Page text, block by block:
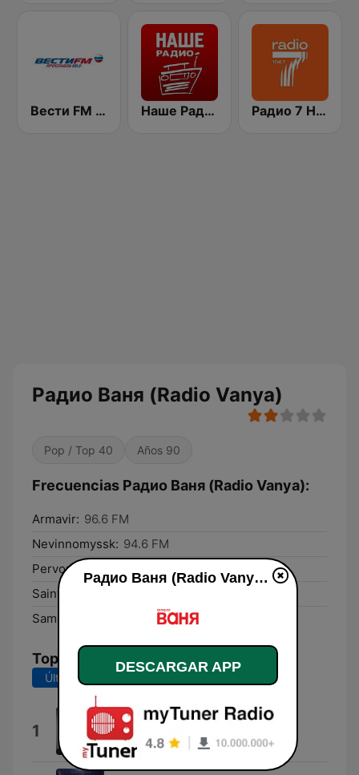
Вести FM (Vesti FM) Наше Радио (Radio Nashe) Радио 7 На семи холмах (Radio 7)
Радио Ваня (Radio Vanya)
Pop / Top 40 Años 90
Frecuencias Радио Ваня (Radio Vanya):
Armavir: 96.6 FM
Nevinnomyssk: 94.6 FM
Pervoural’sk:
Saint Petersburg:
Samara:
Top Canciones
Últimos 7 días
1 Матушка
Татьяна Куртукова
Радио Ваня (Radio Vanya) en vivo
DESCARGAR APP